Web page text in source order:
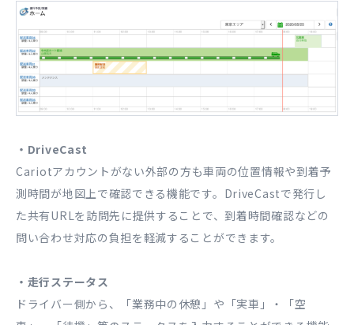
・DriveCast
Cariotアカウントがない外部の方も車両の位置情報や到着予
測時間が地図上で確認できる機能です。DriveCastで発行し
た共有URLを訪問先に提供することで、到着時間確認などの
問い合わせ対応の負担を軽減することができます。
・走行ステータス
ドライバー側から、「業務中の休憩」や「実車」・「空